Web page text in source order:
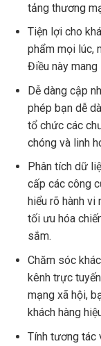
tảng thương
Tiện lợi cho
phẩm mọi lúc,
Điều này
Dễ dàng cập
phép bạn dễ
tổ chức các
chóng và linh
Phân tích dữ
cấp các công
hiểu rõ hành vi
tối ưu hóa
sắm.
Chăm sóc
kênh trực
mạng xã hội,
khách hàng
Tính tương tác